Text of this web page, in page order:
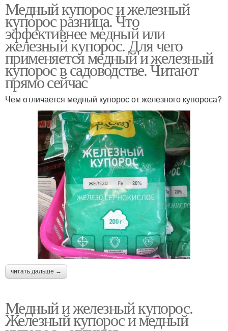
Медный купорос и железный
купорос разница. Что
эффективнее медный или
железный купорос. Для чего
применяется медный и железный
купорос в садоводстве. Читают
прямо сейчас
Чем отличается медный купорос от железного купороса?
читать дальше →
Медный и железный купорос.
Железный купорос и медный